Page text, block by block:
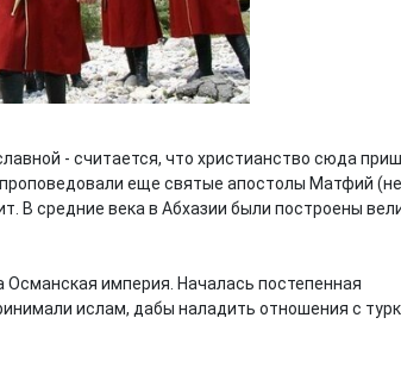
- считается, что христианство сюда
еще святые апостолы Матфий
В средние века в Абхазии были построены
Османская империя. Началась постепенная
ислам, дабы наладить отношения с